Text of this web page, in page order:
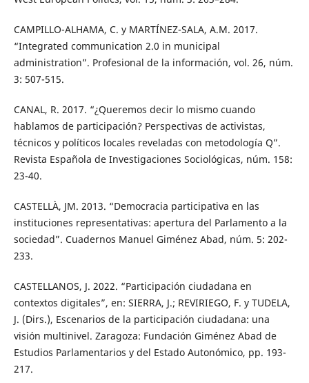
CAMPILLO-ALHAMA, C. y MARTÍNEZ-SALA, A.M. 2017.
“Integrated communication 2.0 in municipal
administration”. Profesional de la información, vol. 26, núm.
3: 507-515.
CANAL, R. 2017. “¿Queremos decir lo mismo cuando
hablamos de participación? Perspectivas de activistas,
técnicos y políticos locales reveladas con metodología Q”.
Revista Española de Investigaciones Sociológicas, núm. 158:
23-40.
CASTELLÀ, JM. 2013. “Democracia participativa en las
instituciones representativas: apertura del Parlamento a la
sociedad”. Cuadernos Manuel Giménez Abad, núm. 5: 202-
233.
CASTELLANOS, J. 2022. “Participación ciudadana en
contextos digitales”, en: SIERRA, J.; REVIRIEGO, F. y TUDELA,
J. (Dirs.), Escenarios de la participación ciudadana: una
visión multinivel. Zaragoza: Fundación Giménez Abad de
Estudios Parlamentarios y del Estado Autonómico, pp. 193-
217.